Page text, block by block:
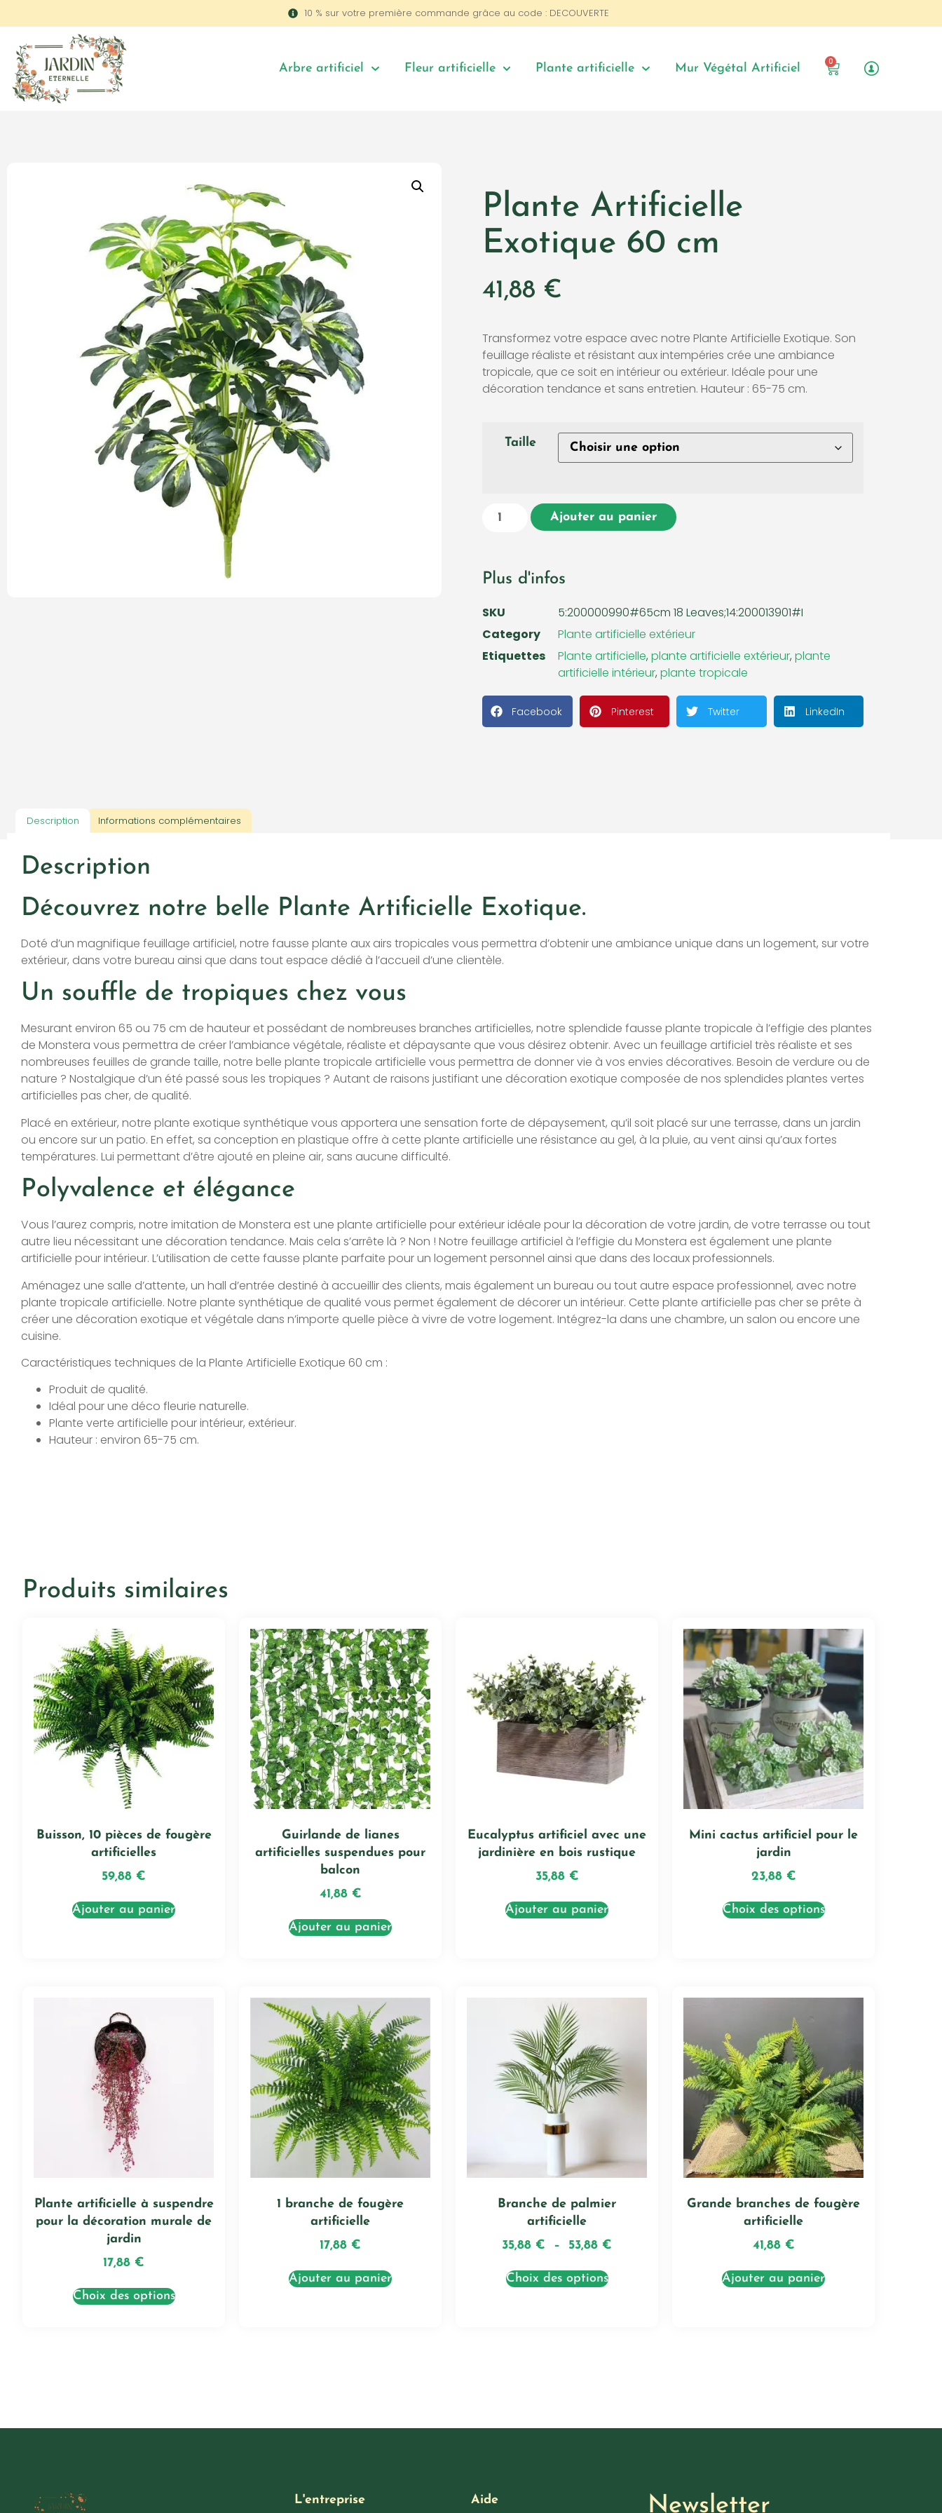
10 % sur votre première commande grâce au code : DECOUVERTE
Arbre artificiel Fleur artificielle Plante artificielle Mur Végétal Artificiel
0
Plante Artificielle
Exotique 60 cm
41,88 €
Transformez votre espace avec notre Plante Artificielle Exotique. Son
feuillage réaliste et résistant aux intempéries crée une ambiance
tropicale, que ce soit en intérieur ou extérieur. Idéale pour une
décoration tendance et sans entretien. Hauteur : 65-75 cm.
Taille
Ajouter au panier
Plus d'infos
SKU
5:200000990#65cm 18 Leaves;14:200013901#I
Category
Plante artificielle extérieur
Etiquettes
Plante artificielle, plante artificielle extérieur, plante
artificielle intérieur, plante tropicale
Facebook Pinterest Twitter LinkedIn
Description Informations complémentaires
Description
Découvrez notre belle Plante Artificielle Exotique.
Doté d’un magnifique feuillage artificiel, notre fausse plante aux airs tropicales vous permettra d’obtenir une ambiance unique dans un logement, sur votre
extérieur, dans votre bureau ainsi que dans tout espace dédié à l’accueil d’une clientèle.
Un souffle de tropiques chez vous
Mesurant environ 65 ou 75 cm de hauteur et possédant de nombreuses branches artificielles, notre splendide fausse plante tropicale à l’effigie des plantes
de Monstera vous permettra de créer l’ambiance végétale, réaliste et dépaysante que vous désirez obtenir. Avec un feuillage artificiel très réaliste et ses
nombreuses feuilles de grande taille, notre belle plante tropicale artificielle vous permettra de donner vie à vos envies décoratives. Besoin de verdure ou de
nature ? Nostalgique d’un été passé sous les tropiques ? Autant de raisons justifiant une décoration exotique composée de nos splendides plantes vertes
artificielles pas cher, de qualité.
Placé en extérieur, notre plante exotique synthétique vous apportera une sensation forte de dépaysement, qu’il soit placé sur une terrasse, dans un jardin
ou encore sur un patio. En effet, sa conception en plastique offre à cette plante artificielle une résistance au gel, à la pluie, au vent ainsi qu’aux fortes
températures. Lui permettant d’être ajouté en pleine air, sans aucune difficulté.
Polyvalence et élégance
Vous l’aurez compris, notre imitation de Monstera est une plante artificielle pour extérieur idéale pour la décoration de votre jardin, de votre terrasse ou tout
autre lieu nécessitant une décoration tendance. Mais cela s’arrête là ? Non ! Notre feuillage artificiel à l’effigie du Monstera est également une plante
artificielle pour intérieur. L’utilisation de cette fausse plante parfaite pour un logement personnel ainsi que dans des locaux professionnels.
Aménagez une salle d’attente, un hall d’entrée destiné à accueillir des clients, mais également un bureau ou tout autre espace professionnel, avec notre
plante tropicale artificielle. Notre plante synthétique de qualité vous permet également de décorer un intérieur. Cette plante artificielle pas cher se prête à
créer une décoration exotique et végétale dans n’importe quelle pièce à vivre de votre logement. Intégrez-la dans une chambre, un salon ou encore une
cuisine.
Caractéristiques techniques de la Plante Artificielle Exotique 60 cm :
Produit de qualité.
Idéal pour une déco fleurie naturelle.
Plante verte artificielle pour intérieur, extérieur.
Hauteur : environ 65-75 cm.
Produits similaires
Buisson, 10 pièces de fougère
artificielles
59,88 €
Ajouter au panier
Guirlande de lianes
artificielles suspendues pour
balcon
41,88 €
Ajouter au panier
Eucalyptus artificiel avec une
jardinière en bois rustique
35,88 €
Ajouter au panier
Mini cactus artificiel pour le
jardin
23,88 €
Choix des options
Plante artificielle à suspendre
pour la décoration murale de
jardin
17,88 €
Choix des options
1 branche de fougère
artificielle
17,88 €
Ajouter au panier
Branche de palmier
artificielle
35,88 € – 53,88 €
Choix des options
Grande branches de fougère
artificielle
41,88 €
Ajouter au panier
L'entreprise Aide Newsletter